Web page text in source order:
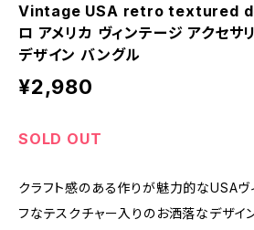
Vintage USA retro textured
ロ アメリカ ヴィンテージ アクセサ
デザイン バングル
¥2,980
SOLD OUT
クラフト感のある作りが魅力的なUSAヴ
フなテスクチャー入りのお洒落なデザイ